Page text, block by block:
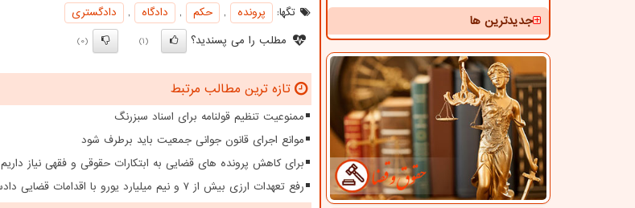
جدیدترین ها
تگها:
پرونده , حكم , دادگاه ,
دادگستری
مطلب را می پسندید؟
(1)
(0)
تازه ترین مطالب مرتبط
ممنوعیت تنظیم قولنامه برای اسناد سبزرنگ
موانع اجرای قانون جوانی جمعیت باید برطرف شود
برای کاهش پرونده های قضایی به ابتکارات حقوقی و فقهی نیاز داریم
رفع تعهدات ارزی بیش از ۷ و نیم میلیارد یورو با اقدامات قضایی دادستانی تهران